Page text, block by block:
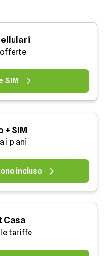
offerte
SIM
+ SIM
i piani
incluso
Casa
tariffe